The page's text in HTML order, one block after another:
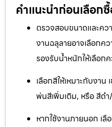
คำแนะนำก่อนเลือก
ตรวจสอบขนาดและคว
งานฉลุลายอาจเลือกค
รองรับน้ำหนักให้เลือก
เลือกสีให้เหมาะกับงา
พ่นสีเพิ่มเติม, หรือ สีดำ
หากใช้งานภายนอก เ